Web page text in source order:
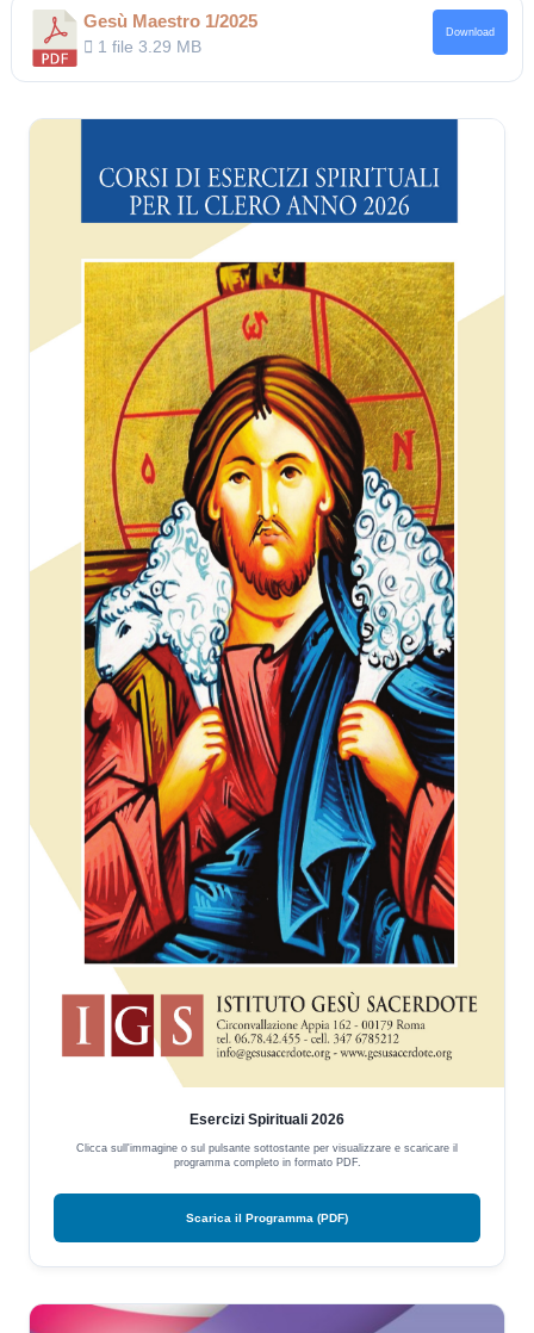
Gesù Maestro 1/2025
1 file3.29 MB
Download
Esercizi Spirituali 2026
Clicca sull'immagine o sul pulsante sottostante per visualizzare e scaricare il
programma completo in formato PDF.
Scarica il Programma (PDF)